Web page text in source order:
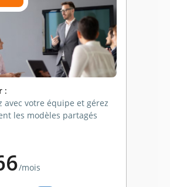
:
avec votre équipe et gérez
les modèles partagés
/mois